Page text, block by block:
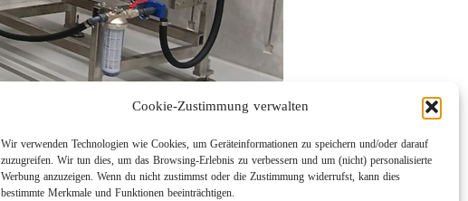
Cookie-Zustimmung verwalten
Wir verwenden Technologien wie Cookies, um Geräteinformationen zu speichern und/oder darauf
zuzugreifen. Wir tun dies, um das Browsing-Erlebnis zu verbessern und um (nicht) personalisierte
Werbung anzuzeigen. Wenn du nicht zustimmst oder die Zustimmung widerrufst, kann dies
bestimmte Merkmale und Funktionen beeinträchtigen.